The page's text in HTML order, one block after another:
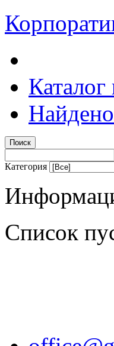
Категория
Список